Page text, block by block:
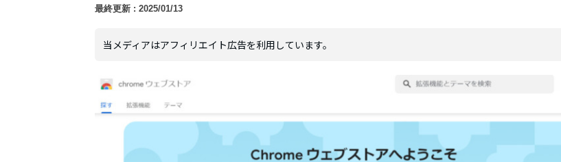
2025/01/13
当メディアはアフィリエイト広告を利用しています。